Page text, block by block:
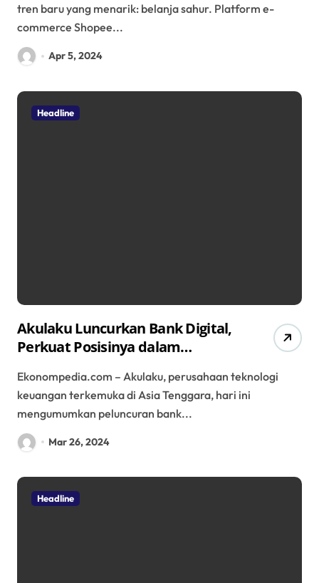
tren baru yang menarik: belanja sahur. Platform e-
commerce Shopee...
Apr 5, 2024
Headline
Akulaku Luncurkan Bank Digital,
Perkuat Posisinya dalam
Ekonompedia.com – Akulaku, perusahaan teknologi
keuangan terkemuka di Asia Tenggara, hari ini
mengumumkan peluncuran bank...
Mar 26, 2024
Headline